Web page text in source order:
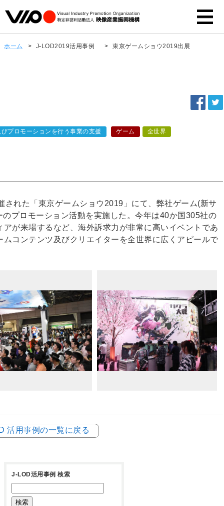
ホーム > J-LOD2019活用事例 > 東京ゲームショウ2019出展
プロモーションを行う事業の支援 ゲーム 全世界
れた「東京ゲームショウ2019」にて、弊社ゲーム(新サ
プロモーション活動を実施した。今年は40か国305社の
が来場するなど、海外訴求力が非常に高いイベントであ
コンテンツ及びクリエイターを全世界に広くアピールで
活用事例の一覧に戻る
J-LOD活用事例 検索